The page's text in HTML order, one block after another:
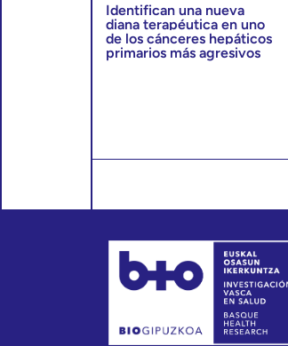
Identifican una nueva
diana terapéutica en uno
de los cánceres hepáticos
primarios más agresivos